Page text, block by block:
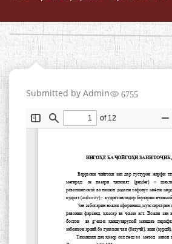
Submitted by Admin 6755
МАВЛОНО ҶАЛОЛИДДИНИ
МУТАФАККИР ВА ОРИФИ
ЗАБОНУ АДАБИ ТОҶИК
به عبارت دیگر: گفتگو با مومن
Сухбати навқаламон бо